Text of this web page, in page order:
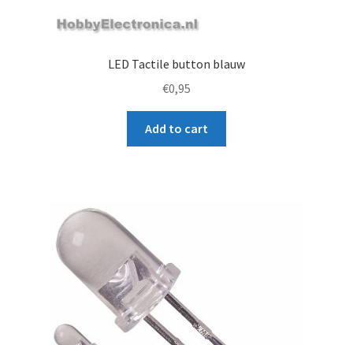
LED Tactile button blauw
€0,95
Add to cart